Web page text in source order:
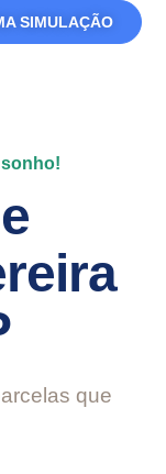
SIMULAÇÃO
que